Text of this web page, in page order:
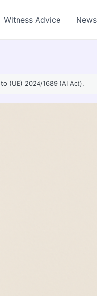
Witness Advice News
(UE) 2024/1689 (AI Act).